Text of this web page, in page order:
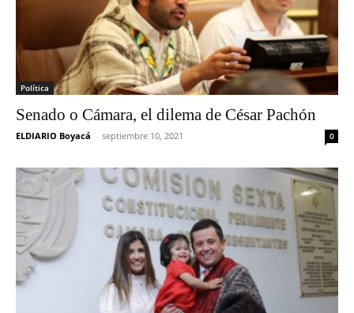
Política
Senado o Cámara, el dilema de César Pachón
ELDIARIO Boyacá - septiembre 10, 2021 0